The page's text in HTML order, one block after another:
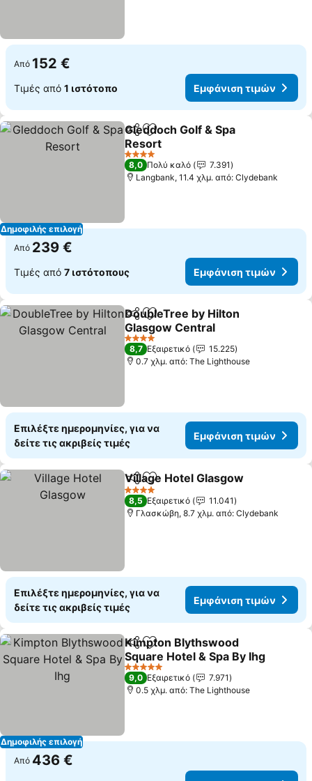
Από 152 €
Τιμές από 1 ιστότοπο Εμφάνιση τιμών
Δημοφιλής επιλογή
Κοινοποίηση
Προσθήκη στα αγαπημένα
Gleddoch Golf & Spa
Resort
Εμφάνιση τιμών
4 Αστέρια
8,0 Πολύ καλό
7.391
Langbank, 11.4 χλμ. από: Clydebank
Από 239 €
Τιμές από 7 ιστότοπους Εμφάνιση τιμών
Κοινοποίηση
Προσθήκη στα αγαπημένα
DoubleTree by Hilton
Glasgow Central
Εμφάνιση τιμών
4 Αστέρια
8,7 Εξαιρετικό
15.225
0.7 χλμ. από: The Lighthouse
Επιλέξτε ημερομηνίες, για να
δείτε τις ακριβείς τιμές
Εμφάνιση τιμών
Κοινοποίηση
Προσθήκη στα αγαπημένα
Village Hotel Glasgow
4 Αστέρια
8,5 Εξαιρετικό
11.041
Γλασκώβη, 8.7 χλμ. από: Clydebank
Επιλέξτε ημερομηνίες, για να
δείτε τις ακριβείς τιμές
Εμφάνιση τιμών
Δημοφιλής επιλογή
Κοινοποίηση
Προσθήκη στα αγαπημένα
Kimpton Blythswood
Square Hotel & Spa By Ihg
Εμφάνιση τιμών
5 Αστέρια
9,0 Εξαιρετικό
7.971
0.5 χλμ. από: The Lighthouse
Από 436 €